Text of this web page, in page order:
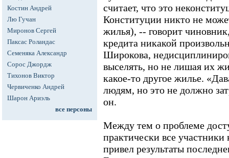
Костин Андрей
Лю Гучан
Миронов Сергей
Паксас Роландас
Семеняка Александр
Сорос Джордж
Тихонов Виктор
Червиченко Андрей
Шарон Ариэль
все персоны
считает, что это
Конституции никто не
жилья), -- говорит
кредита никакой
Широкова,
выселять, но не лишая их
какое-то другое жилье.
людям, но это не должно
он.
Между тем о проблеме
практически все
привел результаты